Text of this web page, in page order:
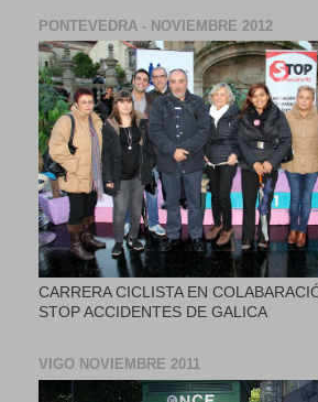
PONTEVEDRA - NOVIEMBRE 2012
CARRERA CICLISTA EN
STOP ACCIDENTES DE GALICA
VIGO NOVIEMBRE 2011